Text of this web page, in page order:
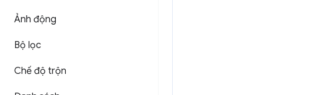
Ảnh động
Bộ lọc
Chế độ trộn